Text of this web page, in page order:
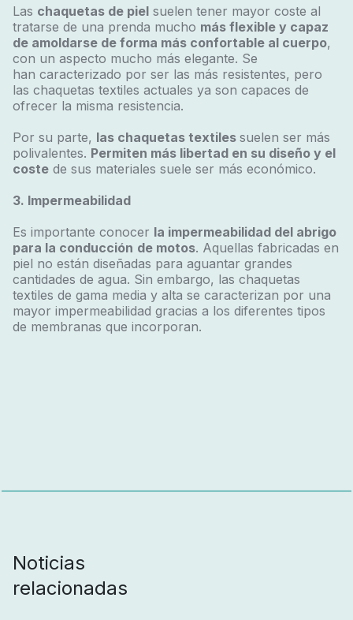
Las chaquetas de pielsuelen tener mayor coste al
tratarse de una prenda mucho más flexible y capaz
de amoldarse de forma más confortable al cuerpo,
con un aspecto mucho más elegante. Se
han caracterizado por ser las más resistentes, pero
las chaquetas textiles actuales ya son capaces de
ofrecer la misma resistencia.
Por su parte, las chaquetas textiles suelen ser más
polivalentes. Permiten más libertad en su diseño y el
costede sus materiales suele ser más económico.
3. Impermeabilidad
Es importante conocer la impermeabilidad del abrigo
para la conducción de motos. Aquellas fabricadas en
piel no están diseñadas para aguantar grandes
cantidades de agua. Sin embargo, las chaquetas
textiles de gama media y alta se caracterizan por una
mayor impermeabilidad gracias a los diferentes tipos
de membranas que incorporan.
Noticias
relacionadas